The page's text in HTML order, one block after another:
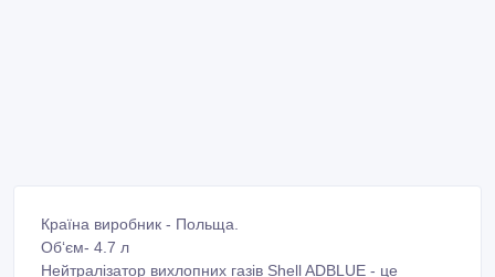
Країна виробник - Польща.
Об‘єм- 4.7 л
Нейтралізатор вихлопних газів Shell ADBLUE - це